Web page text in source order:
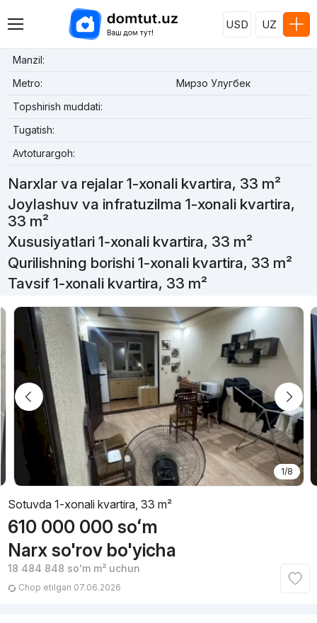
USD UZ
Manzil:
Metro:
Мирзо Улугбек
Topshirish muddati:
Tugatish:
Avtoturargoh:
Narxlar va rejalar 1-xonali kvartira, 33 m²
Joylashuv va infratuzilma 1-xonali kvartira,
33 m²
Xususiyatlari 1-xonali kvartira, 33 m²
Qurilishning borishi 1-xonali kvartira, 33 m²
Tavsif 1-xonali kvartira, 33 m²
1/8
Sotuvda 1-xonali kvartira, 33 m²
610 000 000 soʻm
Narx so'rov bo'yicha
18 484 848 soʻmm² uchun
Chop etilgan 07.06.2026